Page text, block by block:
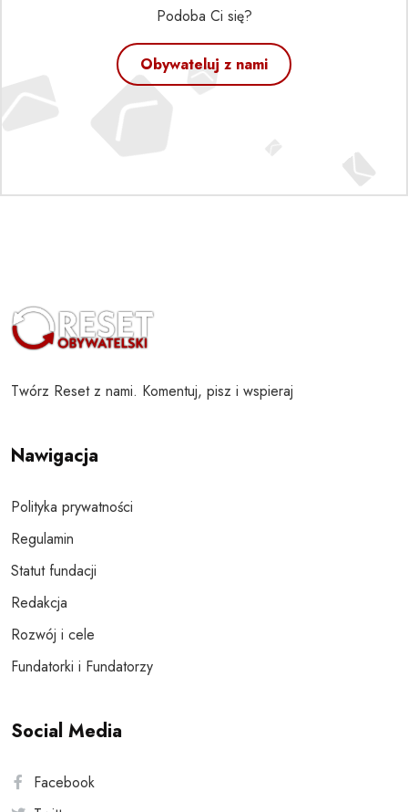
Podoba Ci się?
Obywateluj z nami
Twórz Reset z nami. Komentuj, pisz i wspieraj
Nawigacja
Polityka prywatności
Regulamin
Statut fundacji
Redakcja
Rozwój i cele
Fundatorki i Fundatorzy
Social Media
Facebook